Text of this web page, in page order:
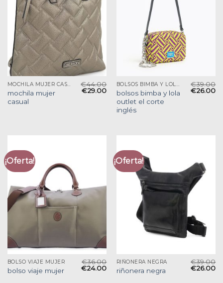
MOCHILA MUJER CASUAL
mochila mujer
casual
€44.00
€29.00
BOLSOS BIMBA Y LOLA OUTLET EL CORTE INGLÉS
bolsos bimba y lola
outlet el corte
inglés
€39.00
€26.00
¡Oferta!
BOLSO VIAJE MUJER
bolso viaje mujer
€36.00
€24.00
¡Oferta!
RIÑONERA NEGRA
riñonera negra
€39.00
€26.00